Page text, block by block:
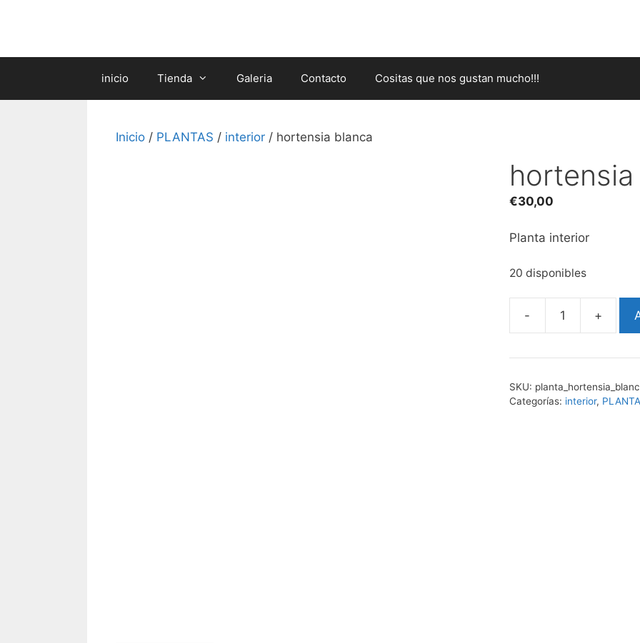
inicio Tienda Galeria Contacto Cositas que nos gustan mucho!!!
Inicio / PLANTAS / interior / hortensia blanca
€30,00
Planta interior
20 disponibles
-
cantidad
+
SKU:
Categorías: interior,